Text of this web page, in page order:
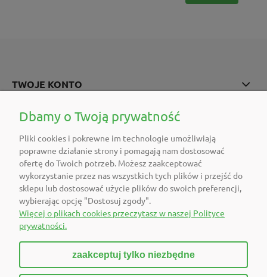
TWOJE KONTO
POMOC
O FIRMIE
POLECAMY
DOŁĄCZ DO NAS
Dbamy o Twoją prywatność
Pliki cookies i pokrewne im technologie umożliwiają
poprawne działanie strony i pomagają nam dostosować
ofertę do Twoich potrzeb. Możesz zaakceptować
wykorzystanie przez nas wszystkich tych plików i przejść do
sklepu lub dostosować użycie plików do swoich preferencji,
wybierając opcję "Dostosuj zgody".
Więcej o plikach cookies przeczytasz w naszej Polityce
prywatności.
zaakceptuj tylko niezbędne